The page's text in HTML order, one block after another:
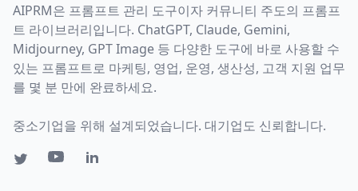
AIPRM은 프롬프트 관리 도구이자 커뮤니티 주도의 프롬프
트 라이브러리입니다. ChatGPT, Claude, Gemini,
Midjourney, GPT Image 등 다양한 도구에 바로 사용할 수
있는 프롬프트로 마케팅, 영업, 운영, 생산성, 고객 지원 업무
를 몇 분 만에 완료하세요.
중소기업을 위해 설계되었습니다. 대기업도 신뢰합니다.